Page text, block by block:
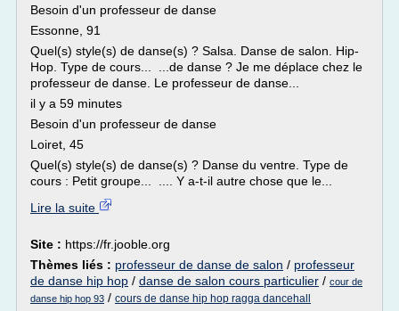
Besoin d'un professeur de danse
Essonne, 91
Quel(s) style(s) de danse(s) ? Salsa. Danse de salon. Hip-
Hop. Type de cours... ...de danse ? Je me déplace chez le
professeur de danse. Le professeur de danse...
il y a 59 minutes
Besoin d'un professeur de danse
Loiret, 45
Quel(s) style(s) de danse(s) ? Danse du ventre. Type de
cours : Petit groupe... .... Y a-t-il autre chose que le...
Lire la suite
Site : https://fr.jooble.org
Thèmes liés : professeur de danse de salon / professeur
de danse hip hop / danse de salon cours particulier / cour de
danse hip hop 93 / cours de danse hip hop ragga dancehall